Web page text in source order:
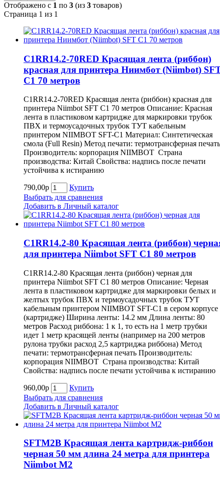
Отображено с 1 по 3 (из 3 товаров)
Страница 1 из 1
C1RR14.2-70RED Красящая лента (риббон)
красная для принтера Ниимбот (Niimbot)
C1 70 метров
C1RR14.2-70RED Красящая лента (риббон) красная для
принтера Niimbot SFT C1 70 метров Описание: Красная
лента в пластиковом картридже для маркировки трубок
ПВХ и термоусадочных трубок ТУТ кабельным
принтером NIIMBOT SFT-C1 Материал: Синтетическая
смола (Full Resin) Метод печати: термотрансферная печать
Производитель: корпорация NIIMBOT Страна
производства: Китай Свойства: надпись после печати
устойчива к истиранию
790,00р
Купить
Выбрать для сравнения
Добавить в Личный каталог
C1RR14.2-80 Красящая лента (риббон)
для принтера Niimbot SFT C1 80 метров
C1RR14.2-80 Красящая лента (риббон) черная для
принтера Niimbot SFT C1 80 метров Описание: Черная
лента в пластиковом картридже для маркировки белых и
желтых трубок ПВХ и термоусадочных трубок ТУТ
кабельным принтером NIIMBOT SFT-C1 в сером корпусе
(картридже) Ширина ленты: 14.2 мм Длина ленты: 80
метров Расход риббона: 1 к 1, то есть на 1 метр трубки
идет 1 метр красящей ленты (например на 200 метров
рулона трубки расход 2,5 картриджа риббона) Метод
печати: термотрансферная печать Производитель:
корпорация NIIMBOT Страна производства: Китай
Свойства: надпись после печати устойчива к истиранию
960,00р
Купить
Выбрать для сравнения
Добавить в Личный каталог
SFTM2B Красящая лента картридж-риббон
черная 50 мм длина 24 метра для принтера
Niimbot M2